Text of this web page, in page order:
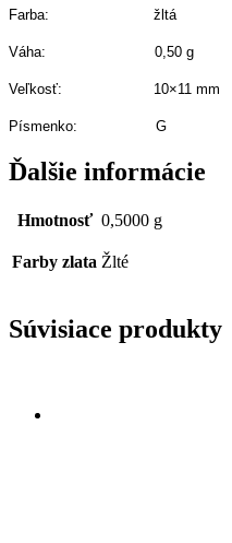
Farba: žltá
Váha: 0,50 g
Veľkosť: 10×11 mm
Písmenko: G
Ďalšie informácie
Hmotnosť 0,5000 g
Farby zlata Žlté
Súvisiace produkty